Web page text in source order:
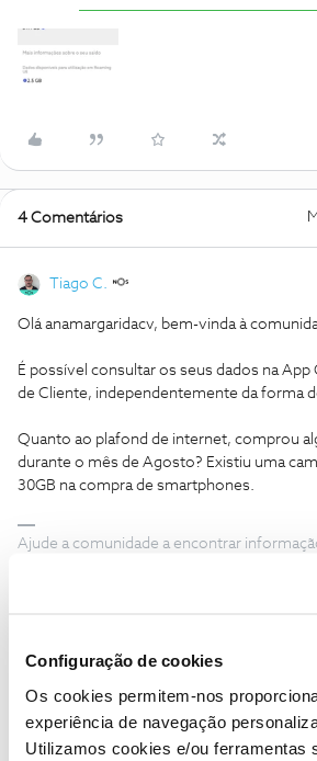
Configuração de cookies
Os cookies permitem-nos
experiência de navegação
Utilizamos cookies e/ou ferramentas
4 Comentários
Tiago C.
Olá anamargaridacv, bem-vinda à
É possível consultar os seus dados na App
de Cliente, independentemente da forma
Quanto ao plafond de internet, comprou
durante o mês de Agosto? Existiu uma
30GB na compra de smartphones.
Ajude a comunidade a encontrar
como "Melhor Resposta" e faça "Like" nos
A anamargaridacv AUTOR
Olá anamargaridacv, bem-vinda à